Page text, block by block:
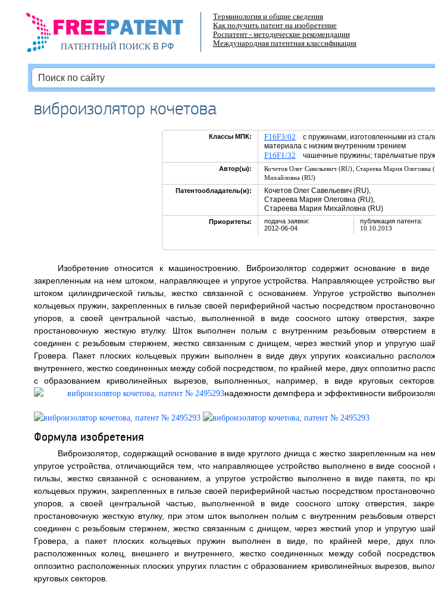
ПАТЕНТНЫЙ ПОИСКВ РФ
Терминология и общие сведения
Как получить патент на изобретение
Роспатент - методические рекомендации
Международная патентная классификация
виброизолятор кочетова
Классы МПК: F16F3/02 с пружинами, изготовленными из
материала с низким внутренним трением
F16F1/32 чашечные пружины; тарельчатые
Автор(ы): Кочетов Олег Савельевич (RU), Стареева Мария Олеговна
Михайловна (RU)
Патентообладатель(и):
Кочетов Олег Савельевич (RU),
Стареева Мария Олеговна (RU),
Стареева Мария Михайловна (RU)
Приоритеты:
подача заявки:
2012-06-04
публикация патента:
10.10.2013
Изобретение относится к машиностроению. Виброизолятор содержит основание в
закрепленным на нем штоком, направляющее и упругое устройства. Направляющее устройство
штоком цилиндрической гильзы, жестко связанной с основанием. Упругое устройство
кольцевых пружин, закрепленных в гильзе своей периферийной частью посредством
упоров, а своей центральной частью, выполненной в виде соосного штоку отверстия,
простановочную жесткую втулку. Шток выполнен полым с внутренним резьбовым
соединен с резьбовым стержнем, жестко связанным с днищем, через жесткий упор и упругую
Гровера. Пакет плоских кольцевых пружин выполнен в виде двух упругих коаксиально
внутреннего, жестко соединенных между собой посредством, по крайней мере, двух оппозитно
с образованием криволинейных вырезов, выполненных, например, в виде круговых
надежности демпфера и эффективности
Формула изобретения
Виброизолятор, содержащий основание в виде круглого днища с жестко закрепленным на
упругое устройства, отличающийся тем, что направляющее устройство выполнено в виде соосной
гильзы, жестко связанной с основанием, а упругое устройство выполнено в виде пакета, по
кольцевых пружин, закрепленных в гильзе своей периферийной частью посредством
упоров, а своей центральной частью, выполненной в виде соосного штоку отверстия,
простановочную жесткую втулку, при этом шток выполнен полым с внутренним резьбовым
соединен с резьбовым стержнем, жестко связанным с днищем, через жесткий упор и упругую
Гровера, а пакет плоских кольцевых пружин выполнен в виде, по крайней мере, двух
расположенных колец, внешнего и внутреннего, жестко соединенных между собой
оппозитно расположенных плоских упругих пластин с образованием криволинейных вырезов,
круговых секторов.